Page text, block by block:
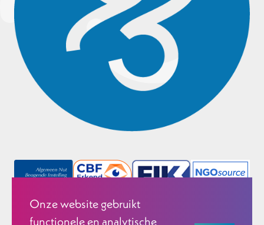
Onze website gebruikt
functionele en analytische